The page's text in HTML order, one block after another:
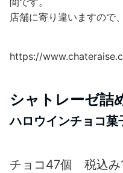
店舗に寄り違いますので
https://
シャトレーゼ詰
ハロウインチョコ菓
チョコ47個 税込み